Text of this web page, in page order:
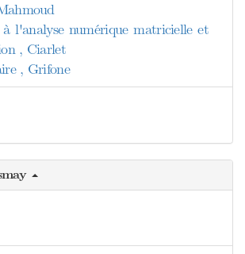
l'analyse numérique matricielle et
, Ciarlet
, Grifone